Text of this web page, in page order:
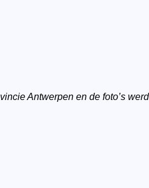
Antwerpen en de foto’s